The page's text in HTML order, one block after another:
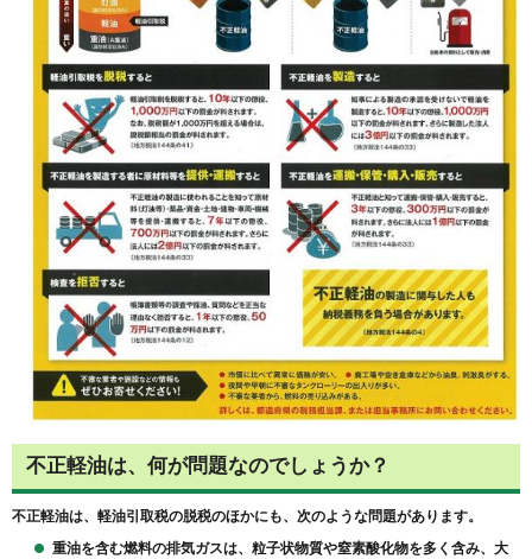
不正軽油は、何が問題なのでしょうか？
不正軽油は、軽油引取税の脱税のほかにも、次のような問題があります。
重油を含む燃料の排気ガスは、粒子状物質や窒素酸化物を多く含み、大